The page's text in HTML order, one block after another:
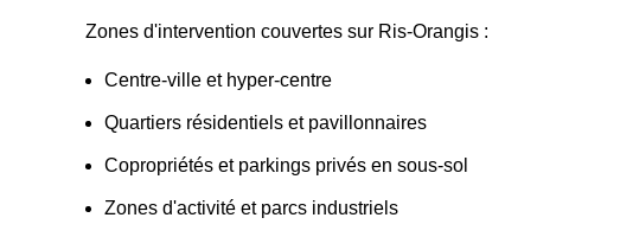
Zones d'intervention couvertes sur Ris-Orangis :
Centre-ville et hyper-centre
Quartiers résidentiels et pavillonnaires
Copropriétés et parkings privés en sous-sol
Zones d'activité et parcs industriels